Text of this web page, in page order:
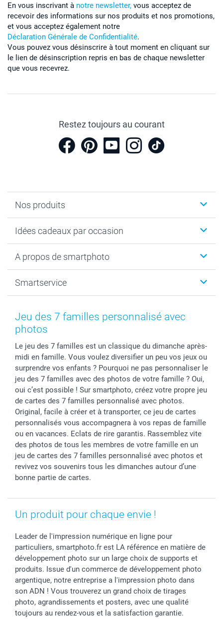
En vous inscrivant à notre newsletter, vous acceptez de
recevoir des informations sur nos produits et nos promotions,
et vous acceptez également notre
Déclaration Générale de Confidentialité.
Vous pouvez vous désinscrire à tout moment en cliquant sur
le lien de désinscription repris en bas de chaque newsletter
que vous recevrez.
Restez toujours au courant
Nos produits
Calendrier photo & Agenda photo
Tirage photo & agrandissement
Faire-part & Cartes
Coques smartphone
Stickers & Etiquettes
Dénicheur d'idées cadeau
Idées cadeaux par occasion
Anniversaire
Naissance & baptême
Fête des Mères
Fête des Pères
Baptême
Toussaint
Rentrée des classes
Saint-Valentin
Vacances
A propos de smartphoto
Plan du site
Droit de rétraction
Plaintes
Gestion des cookies
Partenariats & Influence
Investisseurs
Smartservice
Aide
smartbonus
Livraison
Modes de paiement
Grandes quantités
Statut de ma commande
Jeu des 7 familles personnalisé avec
photos
Le jeu des 7 familles est un classique du dimanche après-
midi en famille. Vous voulez diversifier un peu vos jeux ou
surprendre vos enfants ? Pourquoi ne pas personnaliser le
jeu des 7 familles avec des photos de votre famille ? Oui,
oui c’est possible ! Sur smartphoto, créez votre propre jeu
de cartes des 7 familles personnalisé avec photos.
Original, facile à créer et à transporter, ce jeu de cartes
personnalisés vous accompagnera à vos repas de famille
ou en vacances. Eclats de rire garantis. Rassemblez vite
des photos de tous les membres de votre famille en un
jeu de cartes des 7 familles personnalisé avec photos et
revivez vos souvenirs tous les dimanches autour d’une
bonne partie de cartes.
Un produit pour chaque envie !
Leader de l'impression numérique en ligne pour
particuliers, smartphoto.fr est LA référence en matière de
développement photo sur un large choix de supports et
produits. Issue d'un commerce de développement photo
argentique, notre entreprise a l'impression photo dans
son ADN ! Vous trouverez un grand choix de tirages
photo, agrandissements et posters, avec une qualité
toujours au rendez-vous et la satisfaction garantie.